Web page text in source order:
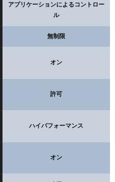
アプリケーションによるコントロー
ル
無制限
オン
許可
ハイパフォーマンス
オン